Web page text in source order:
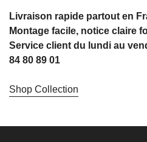
Livraison rapide partout en
Montage facile, notice claire
Service client du lundi au
84 80 89 01
Shop Collection